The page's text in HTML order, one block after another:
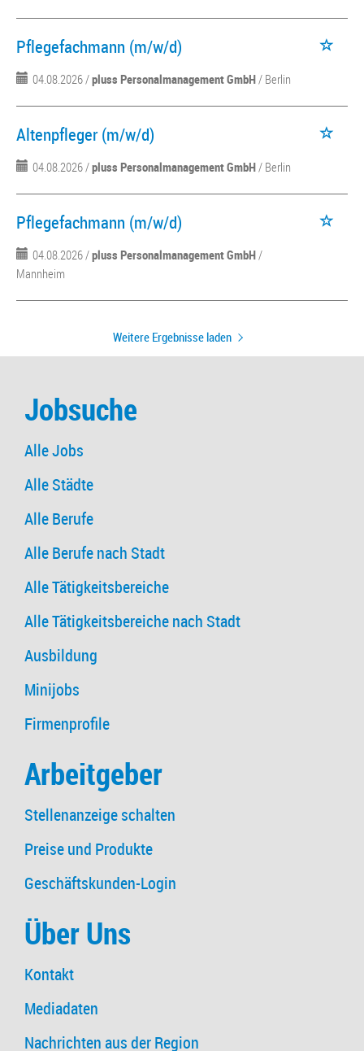
Pflegefachmann (m/w/d)
04.08.2026 /pluss Personalmanagement GmbH/ Berlin
Altenpfleger (m/w/d)
04.08.2026 /pluss Personalmanagement GmbH/ Berlin
Pflegefachmann (m/w/d)
04.08.2026 /pluss Personalmanagement GmbH/
Mannheim
Weitere Ergebnisse laden
Jobsuche
Alle Jobs
Alle Städte
Alle Berufe
Alle Berufe nach Stadt
Alle Tätigkeitsbereiche
Alle Tätigkeitsbereiche nach Stadt
Ausbildung
Minijobs
Firmenprofile
Arbeitgeber
Stellenanzeige schalten
Preise und Produkte
Geschäftskunden-Login
Über Uns
Kontakt
Mediadaten
Nachrichten aus der Region